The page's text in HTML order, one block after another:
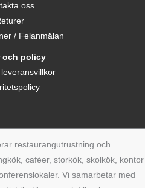
oss
/ Felanmälan
och policy
restaurangutrustning och
caféer, storkök, skolkök, kontor
Vi samarbetar med